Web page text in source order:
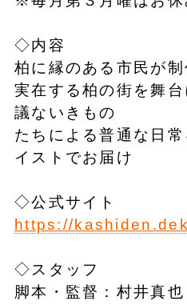
◇内容
柏に縁のある市民が
実在する柏の街を舞
議ないきもの
たちによる普通な日
イストでお届け
◇公式サイト
https://
◇スタッフ
脚本・監督：村井真也